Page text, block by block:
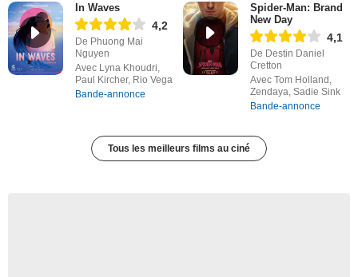
In Waves
4,2
De Phuong Mai
Nguyen
Avec Lyna Khoudri,
Paul Kircher, Rio Vega
Bande-annonce
Spider-Man: Brand
New Day
4,1
De Destin Daniel
Cretton
Avec Tom Holland,
Zendaya, Sadie Sink
Bande-annonce
Tous les meilleurs films au ciné